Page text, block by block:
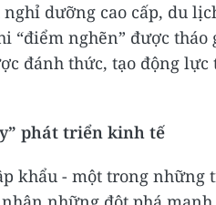
dưỡng cao cấp, du
“điểm nghẽn” được
đánh thức, tạo động
phát triển kinh tế
khẩu - một trong những